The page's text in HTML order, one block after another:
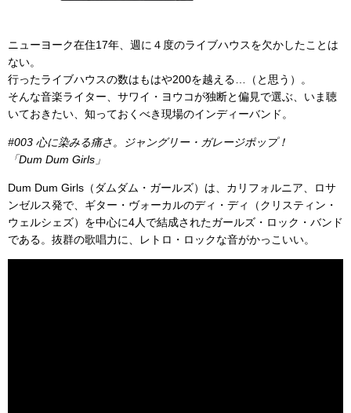
ニューヨーク在住17年、週に４度のライブハウスを欠かしたことは
ない。
行ったライブハウスの数はもはや200を越える…（と思う）。
そんな音楽ライター、サワイ・ヨウコが独断と偏見で選ぶ、いま聴
いておきたい、知っておくべき現場のインディーバンド。
#003 心に染みる痛さ。ジャングリー・ガレージポップ！
「Dum Dum Girls」
Dum Dum Girls（ダムダム・ガールズ）は、カリフォルニア、ロサ
ンゼルス発で、ギター・ヴォーカルのディ・ディ（クリスティン・
ウェルシェズ）を中心に4人で結成されたガールズ・ロック・バンド
である。抜群の歌唱力に、レトロ・ロックな音がかっこいい。